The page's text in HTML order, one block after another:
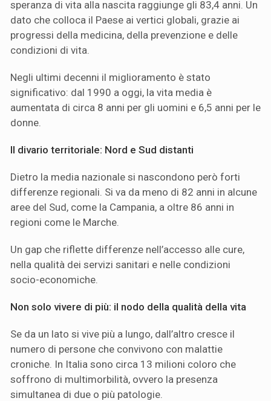
speranza di vita alla nascita raggiunge gli 83,4 anni. Un
dato che colloca il Paese ai vertici globali, grazie ai
progressi della medicina, della prevenzione e delle
condizioni di vita.
Negli ultimi decenni il miglioramento è stato
significativo: dal 1990 a oggi, la vita media è
aumentata di circa 8 anni per gli uomini e 6,5 anni per le
donne.
Il divario territoriale: Nord e Sud distanti
Dietro la media nazionale si nascondono però forti
differenze regionali. Si va da meno di 82 anni in alcune
aree del Sud, come la Campania, a oltre 86 anni in
regioni come le Marche.
Un gap che riflette differenze nell’accesso alle cure,
nella qualità dei servizi sanitari e nelle condizioni
socio-economiche.
Non solo vivere di più: il nodo della qualità della vita
Se da un lato si vive più a lungo, dall’altro cresce il
numero di persone che convivono con malattie
croniche. In Italia sono circa 13 milioni coloro che
soffrono di multimorbilità, ovvero la presenza
simultanea di due o più patologie.